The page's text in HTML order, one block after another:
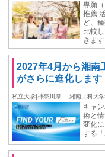
専願
推薦
ど、
比較
きます
2027年4月から湘南
がさらに進化します
私立大学|神奈川県 湘南工科大学
キャ
術と
変化
する